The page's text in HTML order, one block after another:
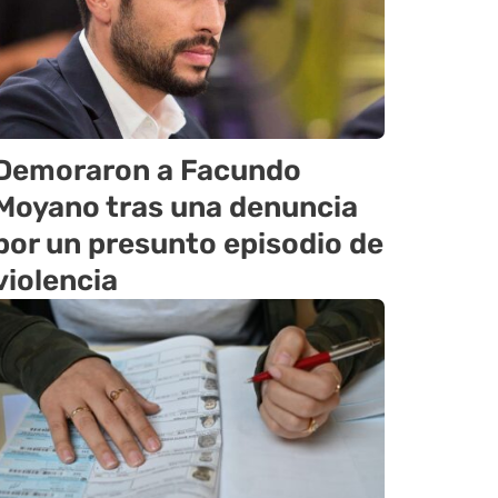
a Facundo
tras una denuncia
un presunto episodio de